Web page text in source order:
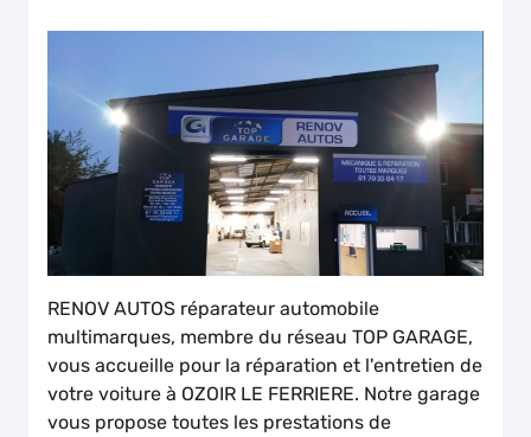
RENOV AUTOS réparateur automobile
multimarques, membre du réseau TOP GARAGE,
vous accueille pour la réparation et l'entretien de
votre voiture à OZOIR LE FERRIERE. Notre garage
vous propose toutes les prestations de